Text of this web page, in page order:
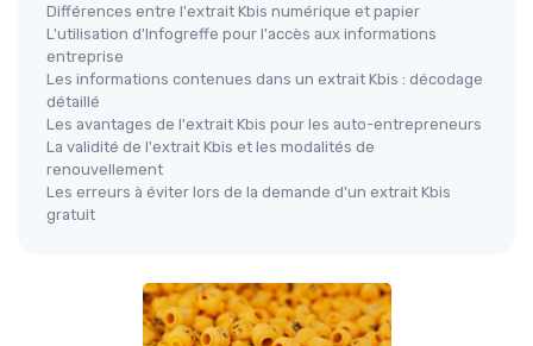
Différences entre l'extrait Kbis numérique et papier
L'utilisation d'Infogreffe pour l'accès aux informations
entreprise
Les informations contenues dans un extrait Kbis : décodage
détaillé
Les avantages de l'extrait Kbis pour les auto-entrepreneurs
La validité de l'extrait Kbis et les modalités de
renouvellement
Les erreurs à éviter lors de la demande d'un extrait Kbis
gratuit